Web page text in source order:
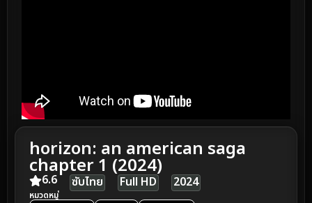
horizon: an american saga
chapter 1 (2024)
6.6 ซับไทย Full HD 2024
หมวดหมู่